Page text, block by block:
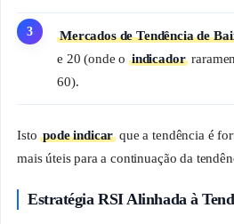
Mercados de Tendência de
e 20 (onde o indicador
60).
Istopode indicar que a tendência é
mais úteis para a continuação da
Estratégia RSI Alinhada à